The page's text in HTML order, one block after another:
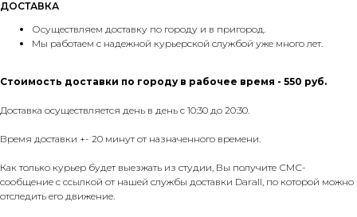
ДОСТАВКА
Осуществляем доставку по городу и в пригород.
Мы работаем с надежной курьерской службой уже много лет.
Стоимость доставки по городу в рабочее время - 550 руб.
Доставка осуществляется день в день с 10:30 до 20:30.
Время доставки +- 20 минут от назначенного времени.
Как только курьер будет выезжать из студии, Вы получите СМС-
сообщение с ссылкой от нашей службы доставки Darall, по которой можно
отследить его движение.